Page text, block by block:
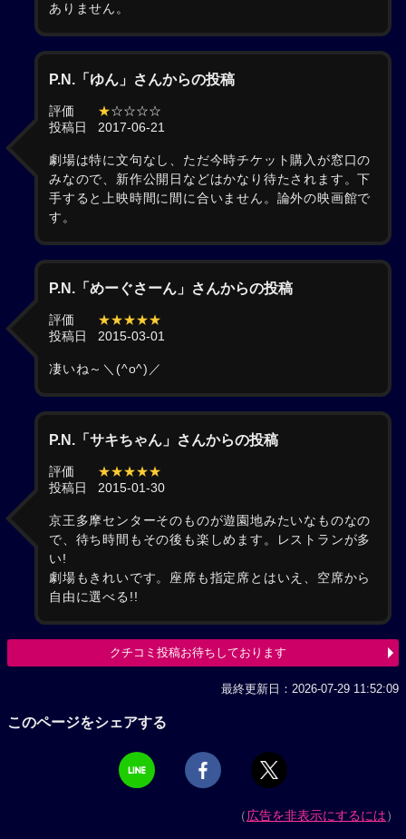
ありません。
P.N.「ゆん」さんからの投稿
評価 ★☆☆☆☆
投稿日
2017-06-21
劇場は特に文句なし、ただ今時チケット購入が窓口の
みなので、新作公開日などはかなり待たされます。下
手すると上映時間に間に合いません。論外の映画館で
す。
P.N.「めーぐさーん」さんからの投稿
評価
★★★★★
投稿日
2015-03-01
凄いね～＼(^o^)／
P.N.「サキちゃん」さんからの投稿
評価
★★★★★
投稿日
2015-01-30
京王多摩センターそのものが遊園地みたいなものなの
で、待ち時間もその後も楽しめます。レストランが多
い!
劇場もきれいです。座席も指定席とはいえ、空席から
自由に選べる!!
クチコミ投稿お待ちしております
最終更新日：2026-07-29 11:52:09
このページをシェアする
（広告を非表示にするには）